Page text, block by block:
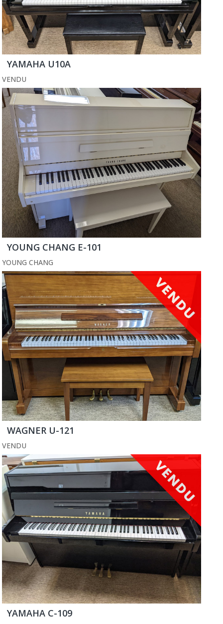
YAMAHA U10A
VENDU
YOUNG CHANG E-101
YOUNG CHANG
WAGNER U-121
VENDU
YAMAHA C-109